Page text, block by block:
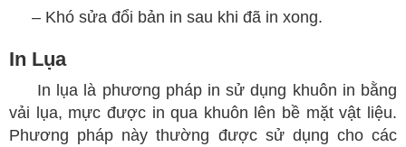
– Khó sửa đổi bản in sau khi đã in xong.
In Lụa
In lụa là phương pháp in sử dụng khuôn in bằng
vải lụa, mực được in qua khuôn lên bề mặt vật liệu.
Phương pháp này thường được sử dụng cho các